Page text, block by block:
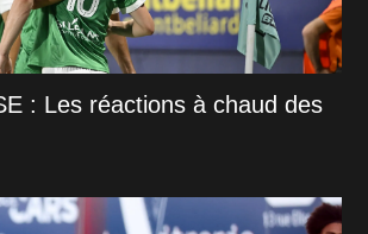
: Les réactions à chaud des